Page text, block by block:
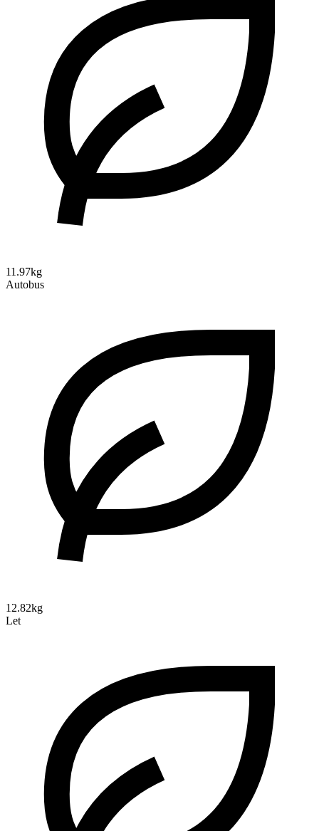
11.97kg
Autobus
12.82kg
Let